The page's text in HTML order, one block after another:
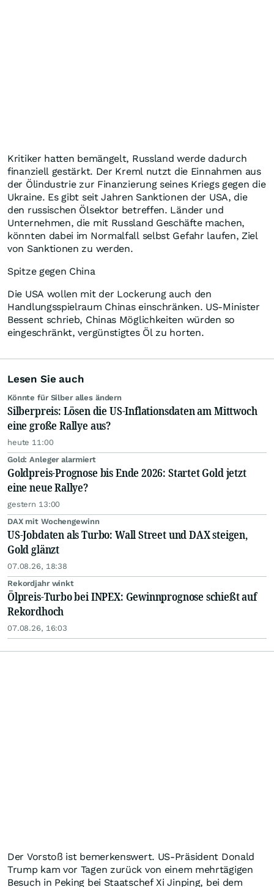
Kritiker hatten bemängelt, Russland werde dadurch
finanziell gestärkt. Der Kreml nutzt die Einnahmen aus
der Ölindustrie zur Finanzierung seines Kriegs gegen die
Ukraine. Es gibt seit Jahren Sanktionen der USA, die
den russischen Ölsektor betreffen. Länder und
Unternehmen, die mit Russland Geschäfte machen,
könnten dabei im Normalfall selbst Gefahr laufen, Ziel
von Sanktionen zu werden.
Spitze gegen China
Die USA wollen mit der Lockerung auch den
Handlungsspielraum Chinas einschränken. US-Minister
Bessent schrieb, Chinas Möglichkeiten würden so
eingeschränkt, vergünstigtes Öl zu horten.
Lesen Sie auch
Könnte für Silber alles ändern
Silberpreis: Lösen die US-Inflationsdaten am Mittwoch
eine große Rallye aus?
heute 11:00
Gold: Anleger alarmiert
Goldpreis-Prognose bis Ende 2026: Startet Gold jetzt
eine neue Rallye?
gestern 13:00
DAX mit Wochengewinn
US-Jobdaten als Turbo: Wall Street und DAX steigen,
Gold glänzt
07.08.26, 18:38
Rekordjahr winkt
Ölpreis-Turbo bei INPEX: Gewinnprognose schießt auf
Rekordhoch
07.08.26, 16:03
Der Vorstoß ist bemerkenswert. US-Präsident Donald
Trump kam vor Tagen zurück von einem mehrtägigen
Besuch in Peking bei Staatschef Xi Jinping, bei dem